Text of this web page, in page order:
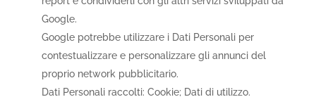
Google.
Google potrebbe utilizzare i Dati Personali per
contestualizzare e personalizzare gli annunci del
proprio network pubblicitario.
Dati Personali raccolti: Cookie; Dati di utilizzo.